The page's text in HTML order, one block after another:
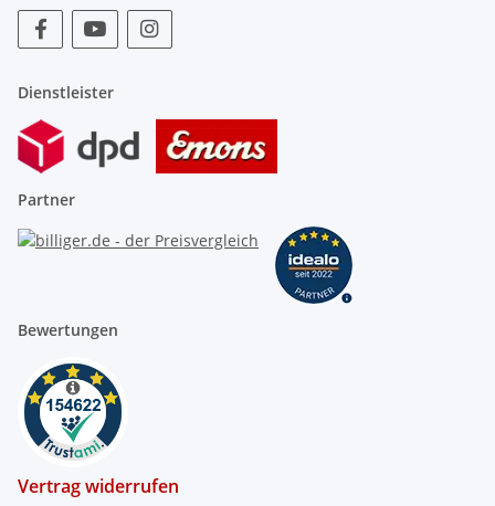
Dienstleister
Partner
Bewertungen
Vertrag widerrufen